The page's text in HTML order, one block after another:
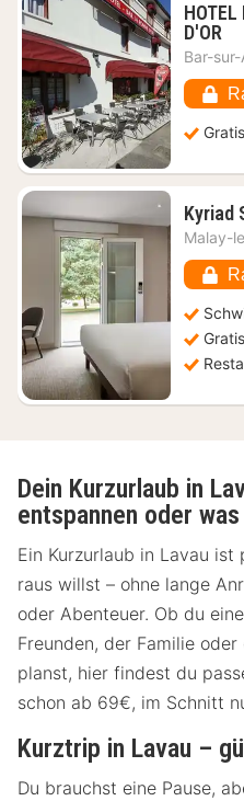
HOTEL
D'OR1
€
Bar-
Kyriad
Malay-
Dein Kurzurlaub in
entspannen oder
Ein Kurzurlaub in Lavau
raus willst – ohne lange
oder Abenteuer. Ob du
Freunden, der Familie oder
planst, hier findest du
schon ab 69€, im Schnitt
Kurztrip in Lavau –
Du brauchst eine Pause,